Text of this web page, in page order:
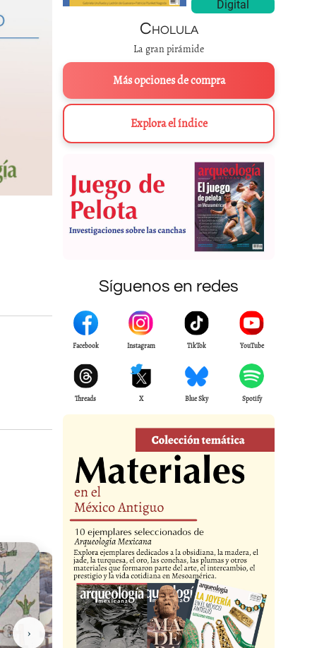
›
Digital
Cholula
La gran pirámide
Más opciones de compra
Explora el índice
Síguenos en redes
Facebook Instagram TikTok YouTube
Threads X Blue Sky Spotify